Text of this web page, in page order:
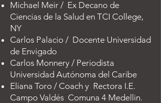
Michael Meir / Ex Decano de
Ciencias de la Salud en TCI College,
NY
Carlos Palacio / Docente Universidad
de Envigado
Carlos Monnery / Periodista
Universidad Autónoma del Caribe
Eliana Toro / Coach y Rectora I.E.
Campo Valdés Comuna 4 Medellin.